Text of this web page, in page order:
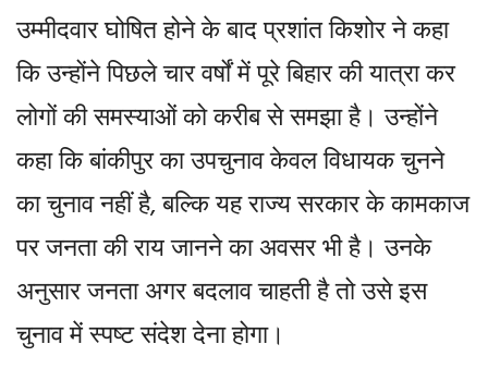
उम्मीदवार घोषित होने के बाद प्रशांत किशोर ने कहा
कि उन्होंने पिछले चार वर्षों में पूरे बिहार की यात्रा कर
लोगों की समस्याओं को करीब से समझा है। उन्होंने
कहा कि बांकीपुर का उपचुनाव केवल विधायक चुनने
का चुनाव नहीं है, बल्कि यह राज्य सरकार के कामकाज
पर जनता की राय जानने का अवसर भी है। उनके
अनुसार जनता अगर बदलाव चाहती है तो उसे इस
चुनाव में स्पष्ट संदेश देना होगा।